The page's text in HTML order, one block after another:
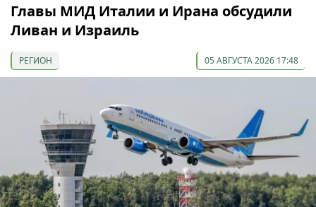
Главы МИД Италии и Ирана обсудили
Ливан и Израиль
РЕГИОН 05 АВГУСТА 2026 17:48